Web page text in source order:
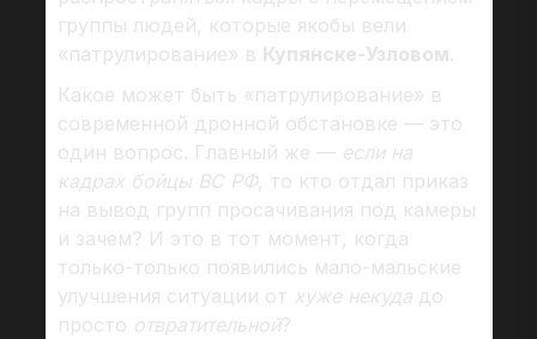
группы людей, которые якобы вели
«патрулирование» в Купянске-Узловом.
Какое может быть «патрулирование» в
современной дронной обстановке — это
один вопрос. Главный же — если на
кадрах бойцы ВС РФ, то кто отдал приказ
на вывод групп просачивания под камеры
и зачем? И это в тот момент, когда
только-только появились мало-мальские
улучшения ситуации от хуже некудадо
просто отвратительной?